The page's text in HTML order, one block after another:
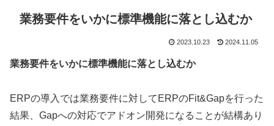
業務要件をいかに標準機能に落とし込むか
2023.10.23 2024.11.05
業務要件をいかに標準機能に落とし込むか
ERPの導入では業務要件に対してERPのFit&Gapを行った
結果、Gapへの対応でアドオン開発になることが結構あり